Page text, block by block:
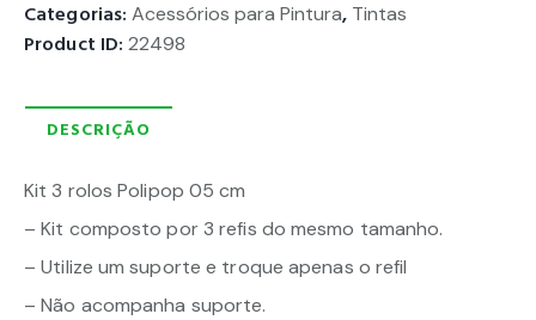
Categorias:Acessórios para Pintura, Tintas
Product ID:22498
DESCRIÇÃO
Kit 3 rolos Polipop 05 cm
– Kit composto por 3 refis do mesmo tamanho.
– Utilize um suporte e troque apenas o refil
– Não acompanha suporte.